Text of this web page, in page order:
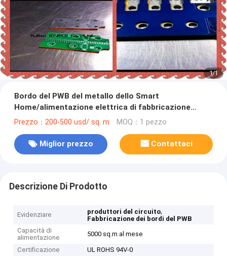
1/1
Bordo del PWB del metallo dello Smart
Home/alimentazione elettrica di fabbricazione
seconda del circuito stampato
Prezzo：200-500 usd/ sq. m MOQ：1 pezzo
Miglior prezzo Contattaci
Descrizione Di Prodotto
Evidenziare produttori del circuito,
Fabbricazione dei bordi del PWB
Capacità di
alimentazione
5000 sq.m al mese
Certificazione
UL ROHS 94V-0